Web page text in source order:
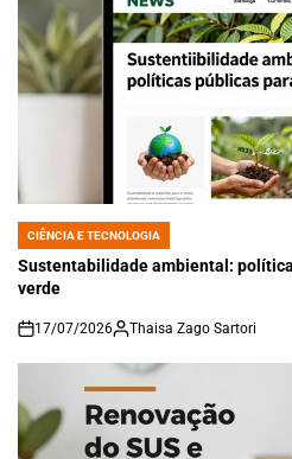
POSTED
IN
CIÊNCIA E TECNOLOGIA
Sustentabilidade ambiental:
verde
on
17/07/2026 Thaisa Zago Sartori